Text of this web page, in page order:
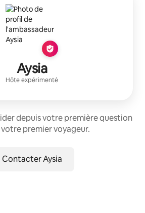
Aysia
Hôte expérimenté
depuis votre première question
votre premier voyageur.
Contacter Aysia